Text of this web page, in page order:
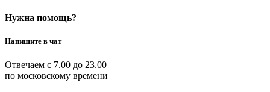
Нужна помощь?
Напишите в чат
Отвечаем с 7.00 до 23.00
по московскому времени